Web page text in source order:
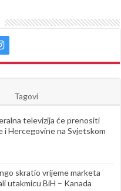
Tagovi
televizija će prenositi
i Hercegovine na Svjetskom
skratio vrijeme marketa
utakmicu BiH – Kanada